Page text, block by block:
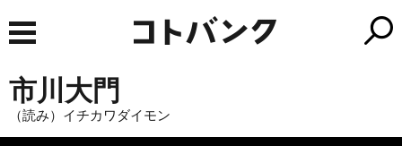
市川大門
（読み）イチカワダイモン